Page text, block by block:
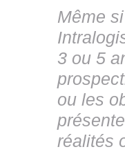
Même
3 ou 5
ou les
réalités